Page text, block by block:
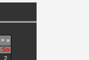
> »
So
2